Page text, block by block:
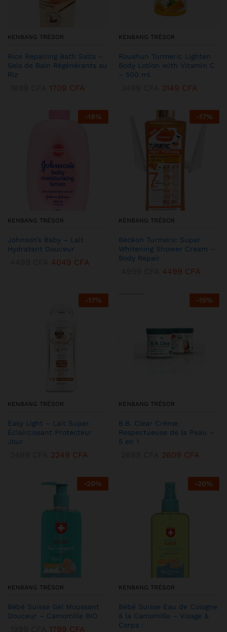
KENBANG TRÉSOR
Rice Repairing Bath Salts –
Sels de Bain Régénérants au
Riz
1709 CFA
KENBANG TRÉSOR
Roushun Turmeric Lighten
Body Lotion with Vitamin C
– 500 ml
3149 CFA
-18%
KENBANG TRÉSOR
Johnson’s Baby – Lait
Hydratant Douceur
4049 CFA
-17%
KENBANG TRÉSOR
Beckon Turmeric Super
Whitening Shower Cream –
Body Repair
4499 CFA
-17%
KENBANG TRÉSOR
Easy Light – Lait Super
Éclaircissant Protecteur
Jour
2249 CFA
-15%
KENBANG TRÉSOR
B.B. Clear Crème
Respectueuse de la Peau –
5 en 1
2609 CFA
-20%
KENBANG TRÉSOR
Bébé Suisse Gel Moussant
Douceur – Camomille BIO
1799 CFA
-20%
KENBANG TRÉSOR
Bébé Suisse Eau de Cologne
à la Camomille – Visage &
Corps :